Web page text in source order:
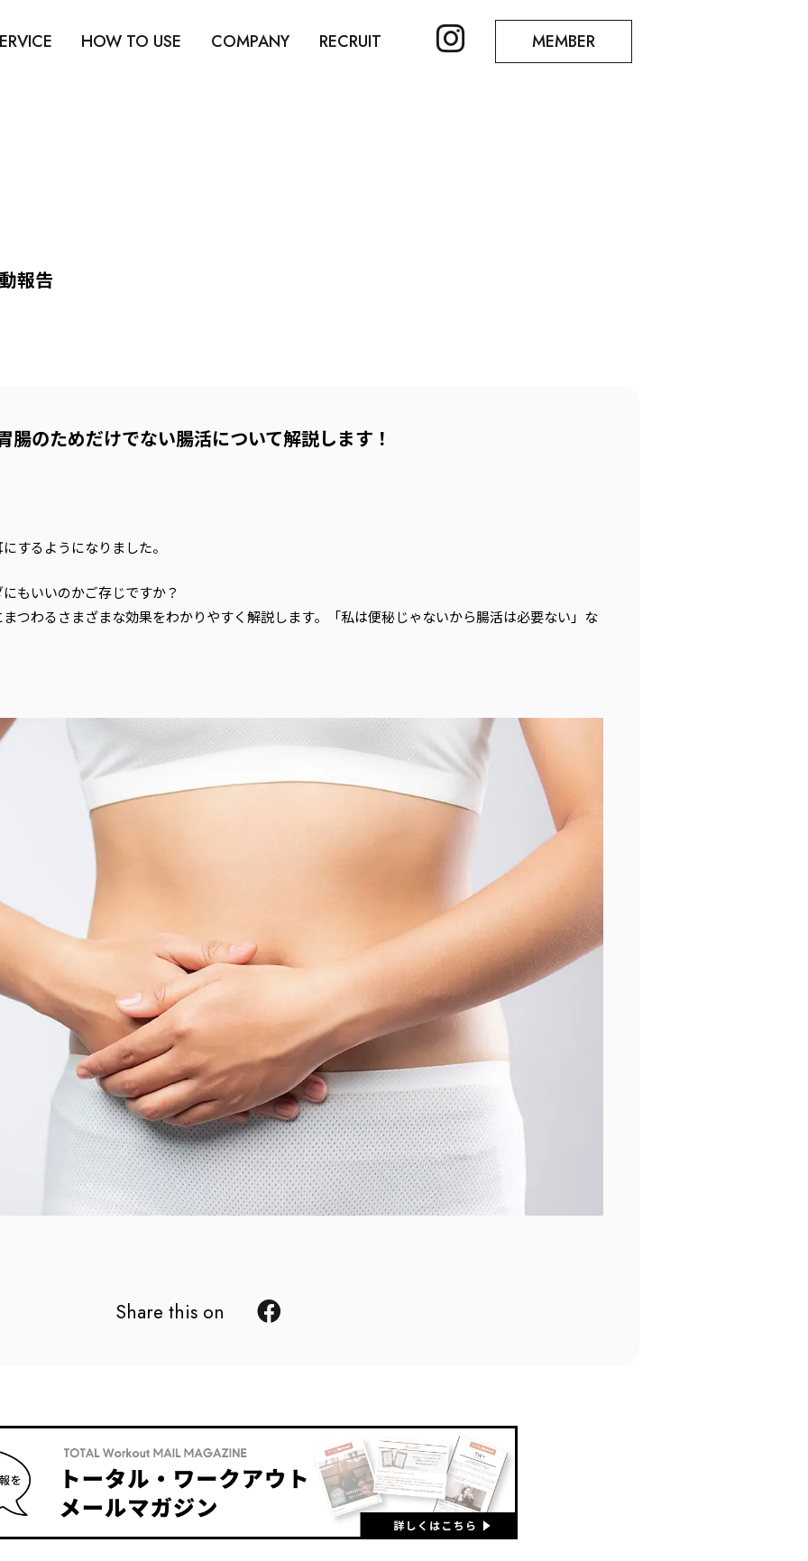
HOW TO USE COMPANY RECRUIT MEMBER
報告
のためだけでない腸活について解説します！
するようになりました。
もいいのかご存じですか？
つわるさまざまな効果をわかりやすく解説します。「私は便秘じゃないから腸活は必要ない」な
Share this on